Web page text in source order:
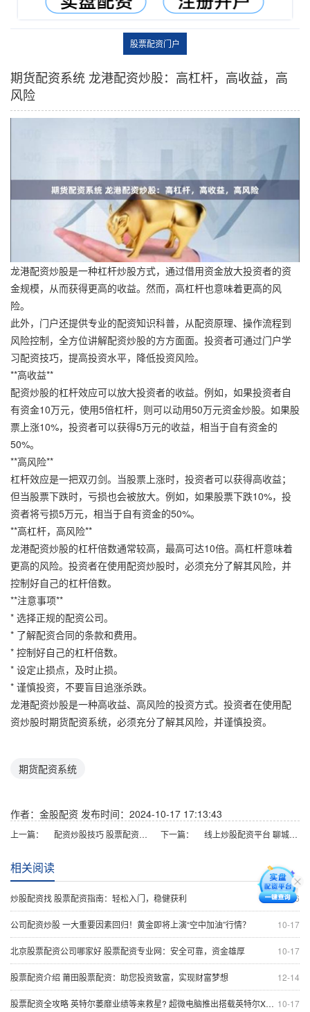
股票配资门户
期货配资系统 龙港配资炒股：高杠杆，高收益，高
风险
龙港配资炒股是一种杠杆炒股方式，通过借用资金放大投资者的资
金规模，从而获得更高的收益。然而，高杠杆也意味着更高的风
险。
此外，门户还提供专业的配资知识科普，从配资原理、操作流程到
风险控制，全方位讲解配资炒股的方方面面。投资者可通过门户学
习配资技巧，提高投资水平，降低投资风险。
**高收益**
配资炒股的杠杆效应可以放大投资者的收益。例如，如果投资者自
有资金10万元，使用5倍杠杆，则可以动用50万元资金炒股。如果股
票上涨10%，投资者可以获得5万元的收益，相当于自有资金的
50%。
**高风险**
杠杆效应是一把双刃剑。当股票上涨时，投资者可以获得高收益；
但当股票下跌时，亏损也会被放大。例如，如果股票下跌10%，投
资者将亏损5万元，相当于自有资金的50%。
**高杠杆，高风险**
龙港配资炒股的杠杆倍数通常较高，最高可达10倍。高杠杆意味着
更高的风险。投资者在使用配资炒股时，必须充分了解其风险，并
控制好自己的杠杆倍数。
**注意事项**
* 选择正规的配资公司。
* 了解配资合同的条款和费用。
* 控制好自己的杠杆倍数。
* 设定止损点，及时止损。
* 谨慎投资，不要盲目追涨杀跌。
龙港配资炒股是一种高收益、高风险的投资方式。投资者在使用配
资炒股时期货配资系统，必须充分了解其风险，并谨慎投资。
期货配资系统
作者：金股配资 发布时间：2024-10-17 17:13:43
上一篇： 配资炒股技巧 股票配资攻略：如何科学配资，稳健获利 下一篇： 线上炒股配资平台 聊城股票配资：助力投资，放大收益
相关阅读
11-06
炒股配资找 股票配资指南：轻松入门，稳健获利
10-17
公司配资炒股 一大重要因素回归！黄金即将上演“空中加油”行情？
10-17
北京股票配资公司哪家好 股票配资专业网：安全可靠，资金雄厚
12-14
股票配资介绍 莆田股票配资：助您投资致富，实现财富梦想
10-17
股票配资全攻略 英特尔萎靡业绩等来救星? 超微电脑推出搭载英特尔Xeon的服务器